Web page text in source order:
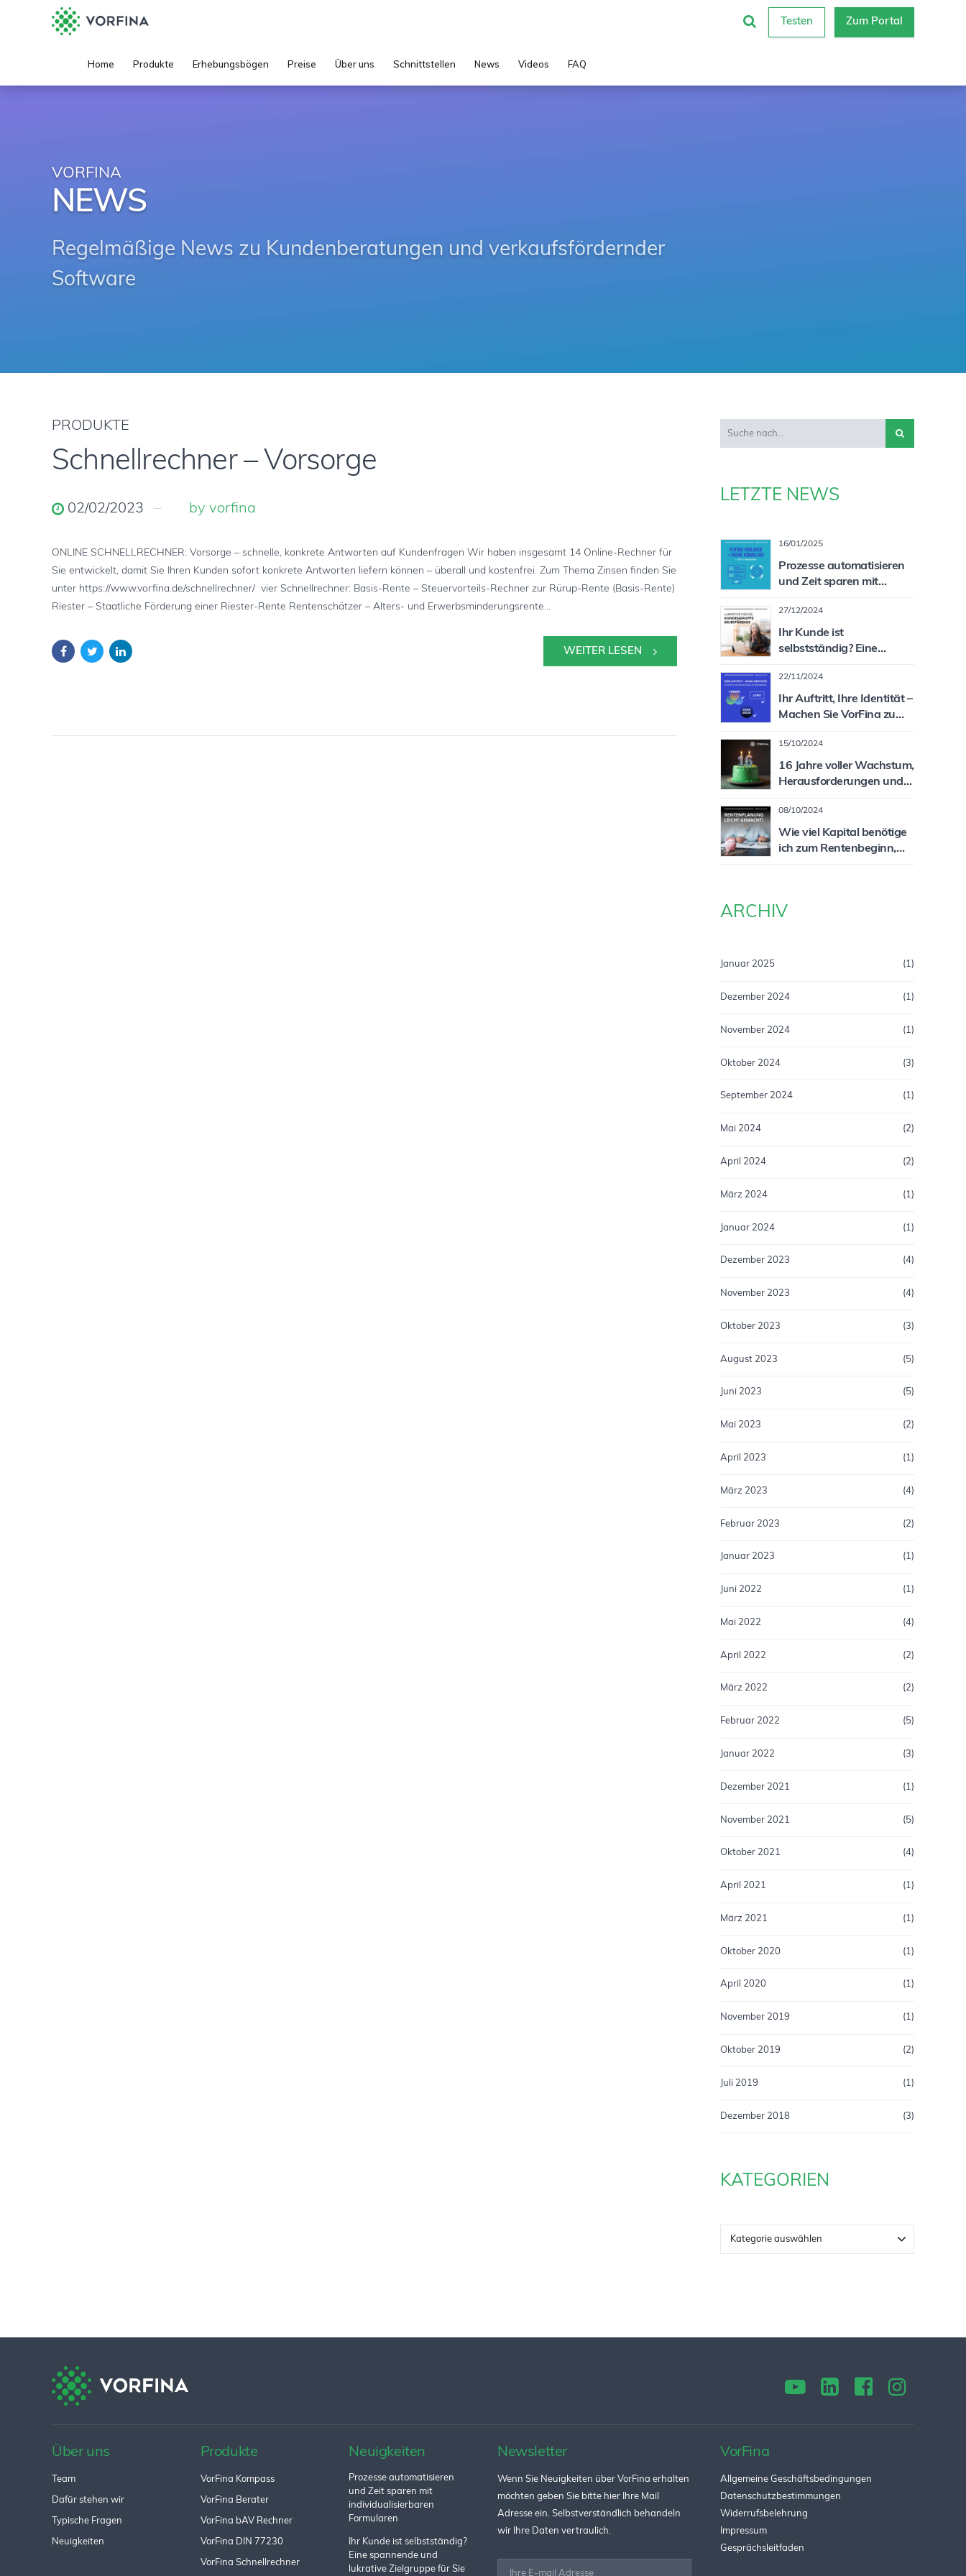
Testen Zum Portal
Home Produkte Erhebungsbögen Preise Über uns Schnittstellen News Videos FAQ
VORFINA
NEWS
Regelmäßige News zu Kundenberatungen und verkaufsfördernder
Software
PRODUKTE
Schnellrechner – Vorsorge
02/02/2023 by vorfina
ONLINE SCHNELLRECHNER: Vorsorge – schnelle, konkrete Antworten auf Kundenfragen Wir haben insgesamt 14 Online-Rechner für
Sie entwickelt, damit Sie Ihren Kunden sofort konkrete Antworten liefern können – überall und kostenfrei. Zum Thema Zinsen finden Sie
unter https://www.vorfina.de/schnellrechner/ vier Schnellrechner: Basis-Rente – Steuervorteils-Rechner zur Rürup-Rente (Basis-Rente)
Riester – Staatliche Förderung einer Riester-Rente Rentenschätzer – Alters- und Erwerbsminderungsrente...
WEITER LESEN
LETZTE NEWS
16/01/2025
Prozesse automatisieren
und Zeit sparen mit
Formularen
27/12/2024
Ihr Kunde ist
selbstständig? Eine
Zielgruppe für Sie als
Vermittler!
22/11/2024
Ihr Auftritt, Ihre Identität –
Machen Sie VorFina zu
15/10/2024
16 Jahre voller Wachstum,
Herausforderungen und
08/10/2024
Wie viel Kapital benötige
ich zum Rentenbeginn,
ARCHIV
Januar 2025 (1)
Dezember 2024 (1)
November 2024 (1)
Oktober 2024 (3)
September 2024 (1)
Mai 2024 (2)
April 2024 (2)
März 2024 (1)
Januar 2024 (1)
Dezember 2023 (4)
November 2023 (4)
Oktober 2023 (3)
August 2023 (5)
Juni 2023 (5)
Mai 2023 (2)
April 2023 (1)
März 2023 (4)
Februar 2023 (2)
Januar 2023 (1)
Juni 2022 (1)
Mai 2022 (4)
April 2022 (2)
März 2022 (2)
Februar 2022 (5)
Januar 2022 (3)
Dezember 2021 (1)
November 2021 (5)
Oktober 2021 (4)
April 2021 (1)
März 2021 (1)
Oktober 2020 (1)
April 2020 (1)
November 2019 (1)
Oktober 2019 (2)
Juli 2019 (1)
Dezember 2018 (3)
KATEGORIEN
Kategorie auswählen
Über uns
Team
Dafür stehen wir
Typische Fragen
Neuigkeiten
Produkte
VorFina Kompass
VorFina Berater
VorFina bAV Rechner
VorFina DIN 77230
VorFina Schnellrechner
Neuigkeiten
Prozesse automatisieren
und Zeit sparen mit
individualisierbaren
Formularen
Ihr Kunde ist selbstständig?
Eine spannende und
lukrative Zielgruppe für Sie
Newsletter
Wenn Sie Neuigkeiten über VorFina erhalten
möchten geben Sie bitte hier Ihre Mail
Adresse ein. Selbstverständlich behandeln
wir Ihre Daten vertraulich.
VorFina
Allgemeine Geschäftsbedingungen
Datenschutzbestimmungen
Widerrufsbelehrung
Impressum
Gesprächsleitfaden